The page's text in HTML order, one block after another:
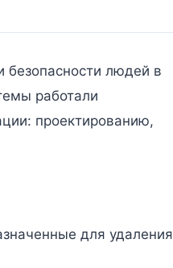
людей в
работали
проектированию,
для удаления